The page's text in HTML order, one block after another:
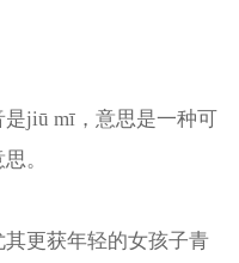
jiū mī，意思是一种可
。
更获年轻的女孩子青